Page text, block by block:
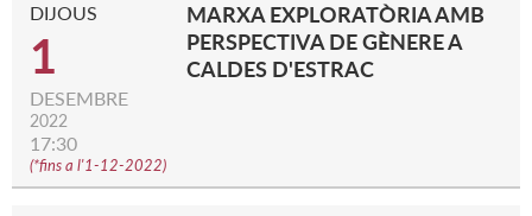
DIJOUS
1
DESEMBRE
2022
17:30
(*fins a l'1-12-2022)
MARXA EXPLORATÒRIA AMB
PERSPECTIVA DE GÈNERE A
CALDES D'ESTRAC